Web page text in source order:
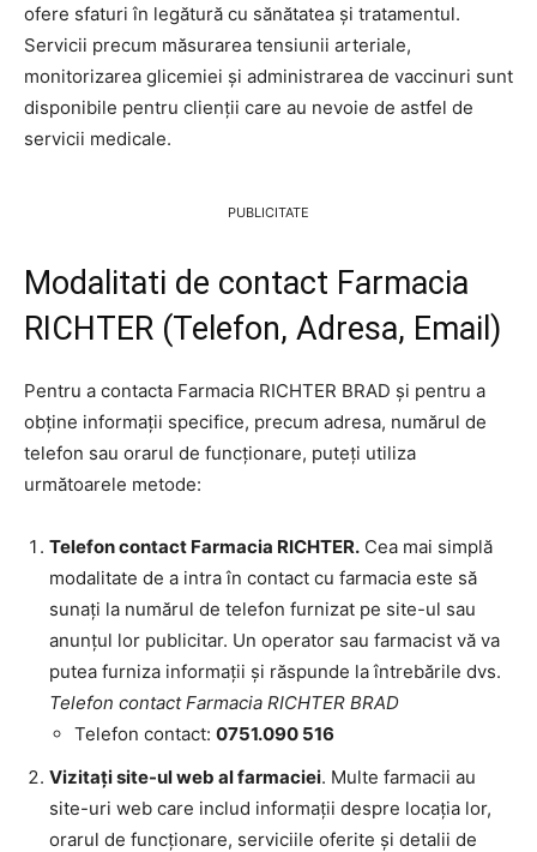
ofere sfaturi în legătură cu sănătatea și tratamentul.
Servicii precum măsurarea tensiunii arteriale,
monitorizarea glicemiei și administrarea de vaccinuri sunt
disponibile pentru clienții care au nevoie de astfel de
servicii medicale.
PUBLICITATE
Modalitati de contact Farmacia
RICHTER (Telefon, Adresa, Email)
Pentru a contacta Farmacia RICHTER BRAD și pentru a
obține informații specifice, precum adresa, numărul de
telefon sau orarul de funcționare, puteți utiliza
următoarele metode:
Telefon contact Farmacia RICHTER. Cea mai simplă
modalitate de a intra în contact cu farmacia este să
sunați la numărul de telefon furnizat pe site-ul sau
anunțul lor publicitar. Un operator sau farmacist vă va
putea furniza informații și răspunde la întrebările dvs.
Telefon contact Farmacia RICHTER BRAD
Telefon contact: 0751.090 516
Vizitați site-ul web al farmaciei. Multe farmacii au
site-uri web care includ informații despre locația lor,
orarul de funcționare, serviciile oferite și detalii de